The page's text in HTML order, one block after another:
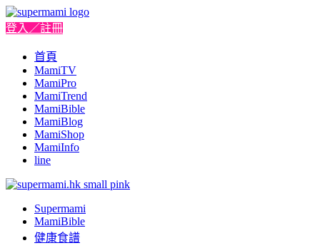
登入／註冊
首頁
MamiTV
MamiPro
MamiTrend
MamiBible
MamiBlog
MamiShop
MamiInfo
line
Supermami
MamiBible
健康食譜